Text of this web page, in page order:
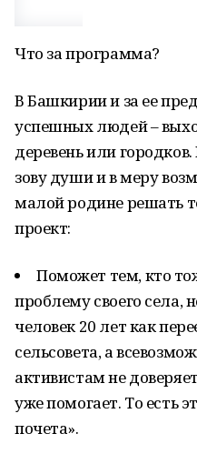
Что за программа?
В Башкирии и за ее
успешных людей –
деревень или
зову души и в меру
малой родине решать
проект:
Поможет тем, кто
проблему своего села,
человек 20 лет как
сельсовета, а
активистам не
уже помогает. То есть
почета».